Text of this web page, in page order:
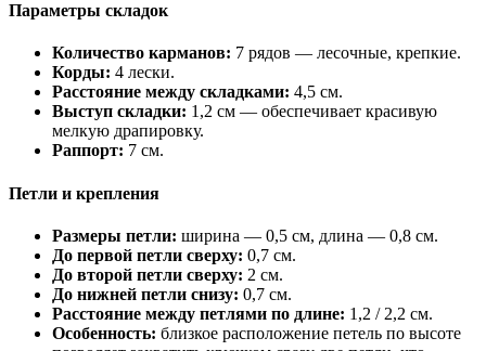
Параметры складок
Количество карманов: 7 рядов — лесочные, крепкие.
Корды: 4 лески.
Расстояние между складками: 4,5 см.
Выступ складки: 1,2 см — обеспечивает красивую
мелкую драпировку.
Раппорт: 7 см.
Петли и крепления
Размеры петли: ширина — 0,5 см, длина — 0,8 см.
До первой петли сверху: 0,7 см.
До второй петли сверху: 2 см.
До нижней петли снизу: 0,7 см.
Расстояние между петлями по длине: 1,2 / 2,2 см.
Особенность: близкое расположение петель по высоте